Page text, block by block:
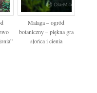
Malaga – ogród
botaniczny – piękna gra
słońca i cienia